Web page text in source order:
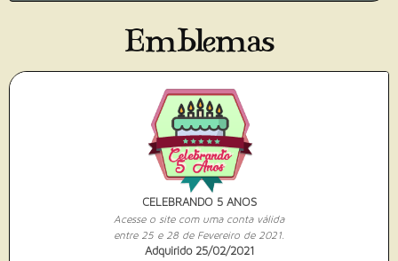
Emblemas
CELEBRANDO 5 ANOS
Acesse o site com uma conta válida
entre 25 e 28 de Fevereiro de 2021.
Adquirido 25/02/2021